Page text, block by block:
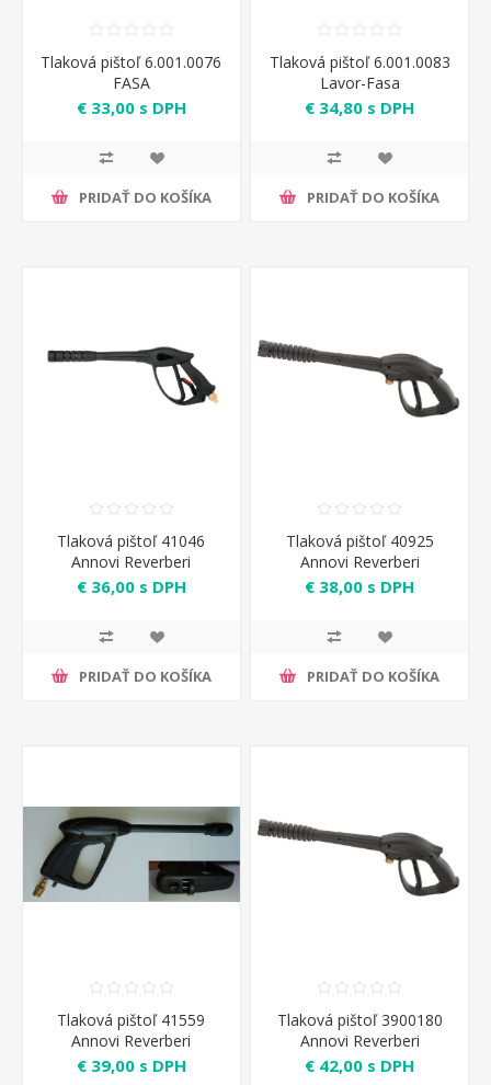
Tlaková pištoľ 6.001.0076
FASA
€ 33,00 s DPH
PRIDAŤ DO KOŠÍKA
Tlaková pištoľ 6.001.0083
Lavor-Fasa
€ 34,80 s DPH
PRIDAŤ DO KOŠÍKA
Tlaková pištoľ 41046
Annovi Reverberi
€ 36,00 s DPH
PRIDAŤ DO KOŠÍKA
Tlaková pištoľ 40925
Annovi Reverberi
€ 38,00 s DPH
PRIDAŤ DO KOŠÍKA
Tlaková pištoľ 41559
Annovi Reverberi
€ 39,00 s DPH
Tlaková pištoľ 3900180
Annovi Reverberi
€ 42,00 s DPH